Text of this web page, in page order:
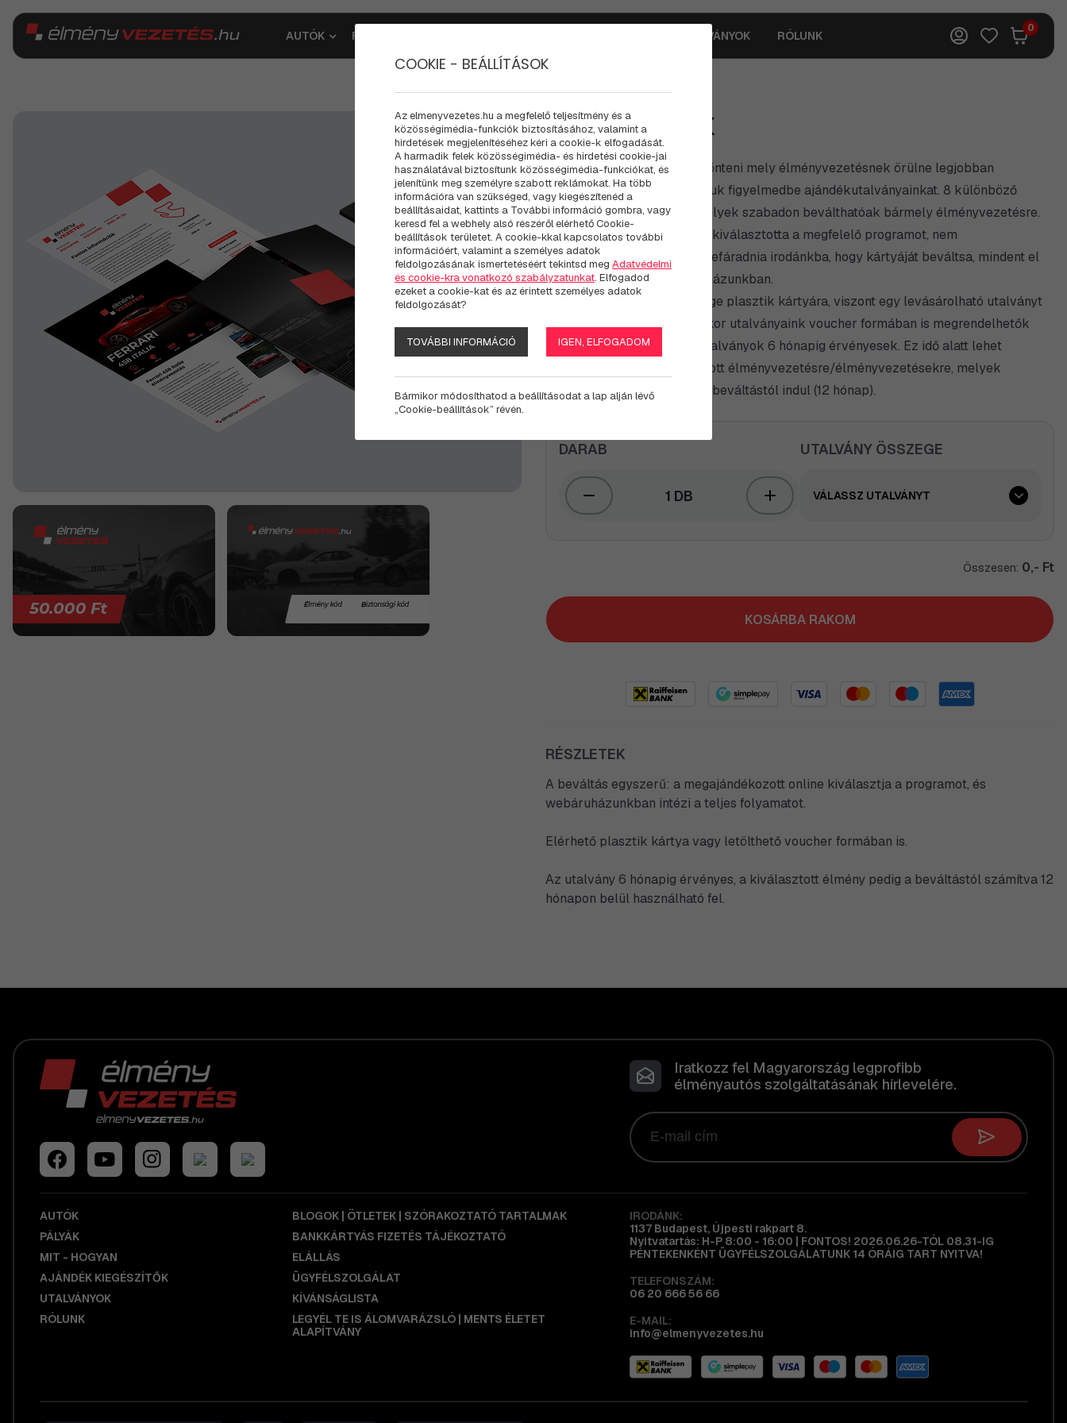
AUTÓK PÁLYÁK UTALVÁNYOK RÓLUNK
0
UTALVÁNYOK
Ha esetleg nem tudod eldönteni mely élményvezetésnek örülne legjobban
ajándékozottad, úgy ajánljuk figyelmedbe ajándékutalványainkat. 8 különböző
értékben választhatsz, melyek szabadon beválthatóak bármely élményvezetésre.
Miután a kártya birtokosa kiválasztotta a megfelelő programot, nem
szükséges személyesen befáradnia irodánkba, hogy kártyáját beváltsa, mindent el
tud intézni online webáruházunkban.
Amennyiben nincs szüksége plasztik kártyára, viszont egy levásárolható utalványt
szeretnél ajándékozni, akkor utalványaink voucher formában is megrendelhetők
letölthető formában. Az utalványok 6 hónapig érvényesek. Ez idő alatt lehet
beváltani őket a kiválasztott élményvezetésre/élményvezetésekre, melyek
felhasználhatósági ideje a beváltástól indul (12 hónap).
DARAB
1 DB
UTALVÁNY ÖSSZEGE
VÁLASSZ UTALVÁNYT
Összesen: 0,- Ft
KOSÁRBA RAKOM
RÉSZLETEK
A beváltás egyszerű: a megajándékozott online kiválasztja a programot, és
webáruházunkban intézi a teljes folyamatot.
Elérhető plasztik kártya vagy letölthető voucher formában is.
Az utalvány 6 hónapig érvényes, a kiválasztott élmény pedig a beváltástól számítva 12
hónapon belül használható fel.
Iratkozz fel Magyarország legprofibb
élményautós szolgáltatásának hírlevelére.
AUTÓK
PÁLYÁK
MIT - HOGYAN
AJÁNDÉK KIEGÉSZÍTŐK
UTALVÁNYOK
RÓLUNK
BLOGOK | ÖTLETEK | SZÓRAKOZTATÓ TARTALMAK
BANKKÁRTYÁS FIZETÉS TÁJÉKOZTATÓ
ELÁLLÁS
ÜGYFÉLSZOLGÁLAT
KÍVÁNSÁGLISTA
LEGYÉL TE IS ÁLOMVARÁZSLÓ | MENTS ÉLETET
ALAPÍTVÁNY
IRODÁNK:
1137 Budapest, Újpesti rakpart 8.
Nyitvatartás: H-P 8:00 - 16:00 | FONTOS! 2026.06.26-TÓL 08.31-IG
PÉNTEKENKÉNT ÜGYFÉLSZOLGÁLATUNK 14 ÓRÁIG TART NYITVA!
TELEFONSZÁM:
06 20 666 56 66
E-MAIL:
info@elmenyvezetes.hu
COOKIE - BEÁLLÍTÁSOK
Az elmenyvezetes.hu a megfelelő teljesítmény és a
közösségimédia-funkciók biztosításához, valamint a
hirdetések megjelenítéséhez kéri a cookie-k elfogadását.
A harmadik felek közösségimédia- és hirdetési cookie-jai
használatával biztosítunk közösségimédia-funkciókat, és
jelenítünk meg személyre szabott reklámokat. Ha több
információra van szükséged, vagy kiegészítenéd a
beállításaidat, kattints a További információ gombra, vagy
keresd fel a webhely alsó részéről elérhető Cookie-
beállítások területet. A cookie-kkal kapcsolatos további
információért, valamint a személyes adatok
feldolgozásának ismertetéséért tekintsd meg Adatvédelmi
és cookie-kra vonatkozó szabályzatunkat. Elfogadod
ezeket a cookie-kat és az érintett személyes adatok
feldolgozását?
TOVÁBBI INFORMÁCIÓ IGEN, ELFOGADOM
Bármikor módosíthatod a beállításodat a lap alján lévő
„Cookie-beállítások” révén.